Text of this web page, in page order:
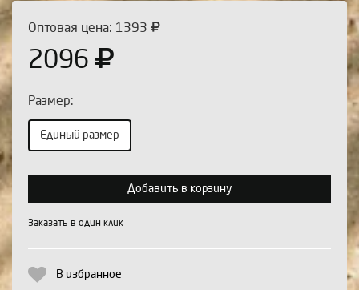
Оптовая цена: 1393
2096
Размер:
Единый размер
Выберите количество:
Продолжить Отмена
Добавить в корзину
Заказать в один клик
В избранное